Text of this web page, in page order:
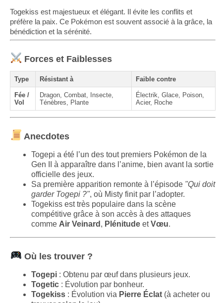
Togekiss est majestueux et élégant. Il évite les conflits et
préfère la paix. Ce Pokémon est souvent associé à la grâce, la
bénédiction et la sérénité.
Forces et Faiblesses
Type Résistant à Faible contre
Fée /
Vol
Dragon, Combat, Insecte,
Ténèbres, Plante
Électrik, Glace, Poison,
Acier, Roche
Anecdotes
Togepi a été l’un des tout premiers Pokémon de la
Gen II à apparaître dans l’anime, bien avant la sortie
officielle des jeux.
Sa première apparition remonte à l’épisode "Qui doit
garder Togepi ?", où Misty finit par l’adopter.
Togekiss est très populaire dans la scène
compétitive grâce à son accès à des attaques
comme Air Veinard , Plénitude etVœu.
Où les trouver ?
Togepi : Obtenu par œuf dans plusieurs jeux.
Togetic : Évolution par bonheur.
Togekiss : Évolution via Pierre Éclat (à acheter ou